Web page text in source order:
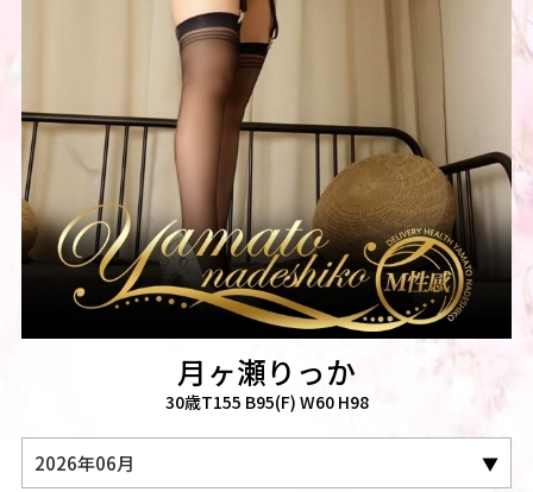
月ヶ瀬りっか
30歳T155 B95(F) W60 H98